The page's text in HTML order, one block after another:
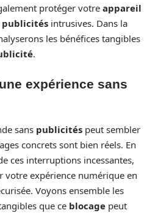
protéger votre appareil
publicités intrusives. Dans la
les bénéfices tangibles
.
expérience sans
sans publicités peut sembler
concrets sont bien réels. En
ces interruptions incessantes,
votre expérience numérique en
Voyons ensemble les
que ce blocage peut